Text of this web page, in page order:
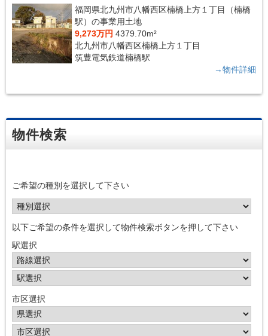
福岡県北九州市八幡西区楠橋上方１丁目（楠橋
駅）の事業用土地
9,273万円 4379.70m²
北九州市八幡西区楠橋上方１丁目
筑豊電気鉄道楠橋駅
→物件詳細
物件検索
ご希望の種別を選択して下さい
以下ご希望の条件を選択して物件検索ボタンを押して下さい
駅選択
市区選択